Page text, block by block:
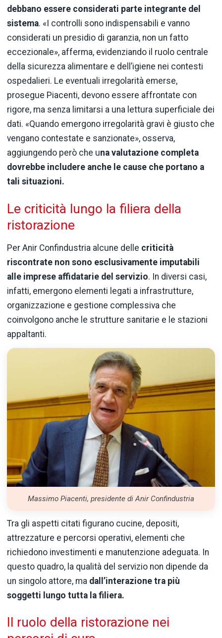
debbano essere considerati parte integrante del
sistema. «I controlli sono indispensabili e vanno
considerati un presidio di garanzia, non un fatto
eccezionale», afferma, evidenziando il ruolo centrale
della sicurezza alimentare e dell’igiene nei contesti
ospedalieri. Le eventuali irregolarità emerse,
prosegue Piacenti, devono essere affrontate con
rigore, ma senza limitarsi a una lettura superficiale dei
dati. «Quando emergono irregolarità gravi è giusto che
vengano contestate e sanzionate», osserva,
aggiungendo però che una valutazione completa
dovrebbe includere anche le cause che portano a
tali situazioni.
Le criticità lungo la filiera della
ristorazione
Per Anir Confindustria alcune delle criticità
riscontrate non sono esclusivamente imputabili
alle imprese affidatarie del servizio. In diversi casi,
infatti, emergono elementi legati a infrastrutture,
organizzazione e gestione complessiva che
coinvolgono anche le strutture sanitarie e le stazioni
appaltanti.
Massimo Piacenti, presidente di Anir Confindustria
Tra gli aspetti citati figurano cucine, depositi,
attrezzature e percorsi operativi, elementi che
richiedono investimenti e manutenzione adeguata. In
questo quadro, la qualità del servizio non dipende da
un singolo attore, ma dall’interazione tra più
soggetti lungo tutta la filiera.
Il ruolo della ristorazione nei